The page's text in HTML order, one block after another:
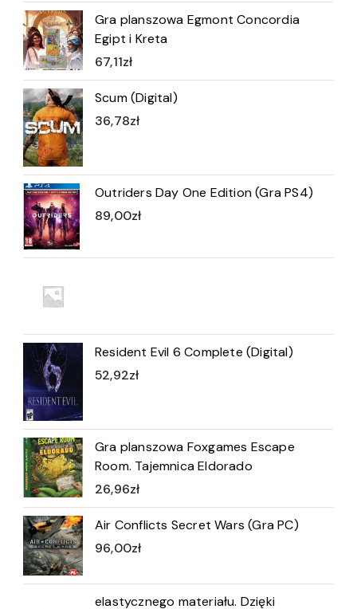
Gra planszowa Egmont Concordia
Egipt i Kreta
67,11zł
Scum (Digital)
36,78zł
Outriders Day One Edition (Gra PS4)
89,00zł
Resident Evil 6 Complete (Digital)
52,92zł
Gra planszowa Foxgames Escape
Room. Tajemnica Eldorado
26,96zł
Air Conflicts Secret Wars (Gra PC)
96,00zł
elastycznego materiału. Dzięki